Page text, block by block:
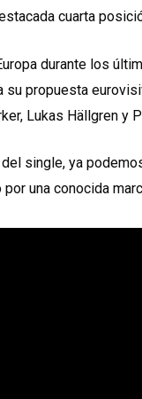
cuarta
durante los
su propuesta
Lukas Hällgren y
single, ya
una conocida